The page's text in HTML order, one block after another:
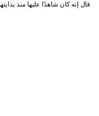
قال إنه كان شاهدًا عليها منذ